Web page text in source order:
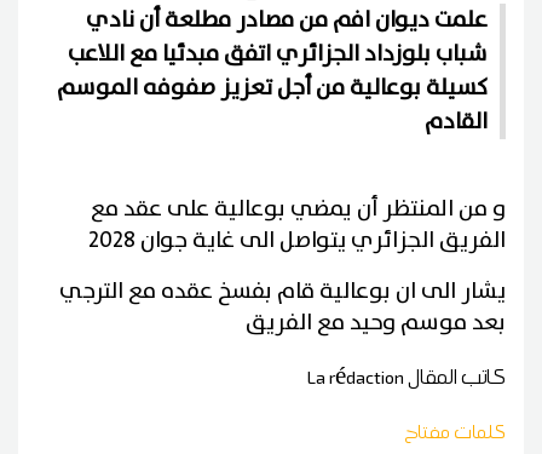
علمت ديوان افم من مصادر مطلعة أن نادي
شباب بلوزداد الجزائري اتفق مبدئيا مع اللاعب
كسيلة بوعالية من أجل تعزيز صفوفه الموسم
القادم
و من المنتظر أن يمضي بوعالية على عقد مع
الفريق الجزائري يتواصل الى غاية جوان 2028
يشار الى ان بوعالية قام بفسخ عقده مع الترجي
بعد موسم وحيد مع الفريق
كاتب المقالLa rédaction
كلمات مفتاح